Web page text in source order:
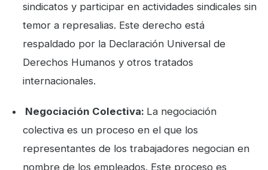
sindicatos y participar en actividades sindicales sin
temor a represalias. Este derecho está
respaldado por la Declaración Universal de
Derechos Humanos y otros tratados
internacionales.
Negociación Colectiva: La negociación
colectiva es un proceso en el que los
representantes de los trabajadores negocian en
nombre de los empleados. Este proceso es